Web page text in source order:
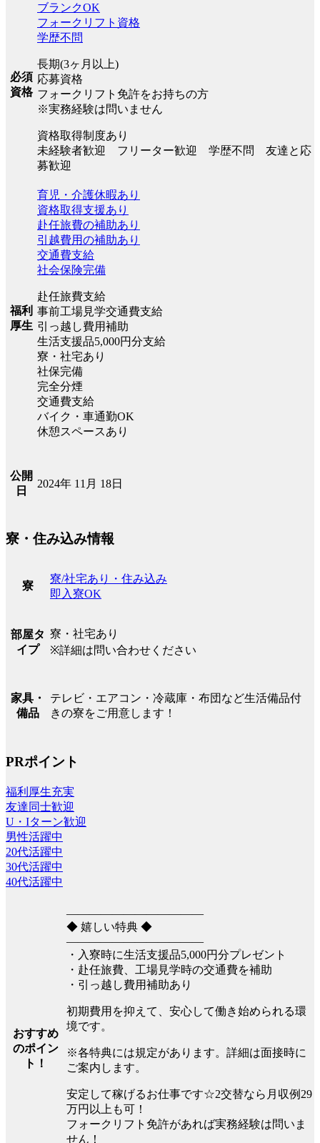
必須
資格
ブランクOK
フォークリフト資格
学歴不問
長期(3ヶ月以上)
応募資格
フォークリフト免許をお持ちの方
※実務経験は問いません
資格取得制度あり
未経験者歓迎 フリーター歓迎 学歴不問 友達と応
募歓迎
福利
厚生
育児・介護休暇あり
資格取得支援あり
赴任旅費の補助あり
引越費用の補助あり
交通費支給
社会保険完備
赴任旅費支給
事前工場見学交通費支給
引っ越し費用補助
生活支援品5,000円分支給
寮・社宅あり
社保完備
完全分煙
交通費支給
バイク・車通勤OK
休憩スペースあり
公開
日
2024年 11月 18日
寮・住み込み情報
寮
寮/社宅あり・住み込み
即入寮OK
部屋タ
イプ
寮・社宅あり
※詳細は問い合わせください
家具・
備品
テレビ・エアコン・冷蔵庫・布団など生活備品付
きの寮をご用意します！
PRポイント
福利厚生充実
友達同士歓迎
U・Iターン歓迎
男性活躍中
20代活躍中
30代活躍中
40代活躍中
おすすめ
のポイン
ト！
――――――――――――
◆ 嬉しい特典 ◆
――――――――――――
・入寮時に生活支援品5,000円分プレゼント
・赴任旅費、工場見学時の交通費を補助
・引っ越し費用補助あり
初期費用を抑えて、安心して働き始められる環
境です。
※各特典には規定があります。詳細は面接時に
ご案内します。
安定して稼げるお仕事です☆2交替なら月収例29
万円以上も可！
フォークリフト免許があれば実務経験は問いま
せん！